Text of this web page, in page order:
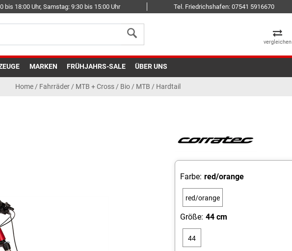
bis 18:00 Uhr, Samstag: 9:30 bis 15:00 Uhr Tel. Friedrichshafen: 07541 5916670
vergleichen
MARKEN FRÜHJAHRS-SALE ÜBER UNS
Home/ Fahrräder/ MTB + Cross/ Bio / MTB / Hardtail
Farbe: red/orange
red/orange
Größe: 44 cm
44